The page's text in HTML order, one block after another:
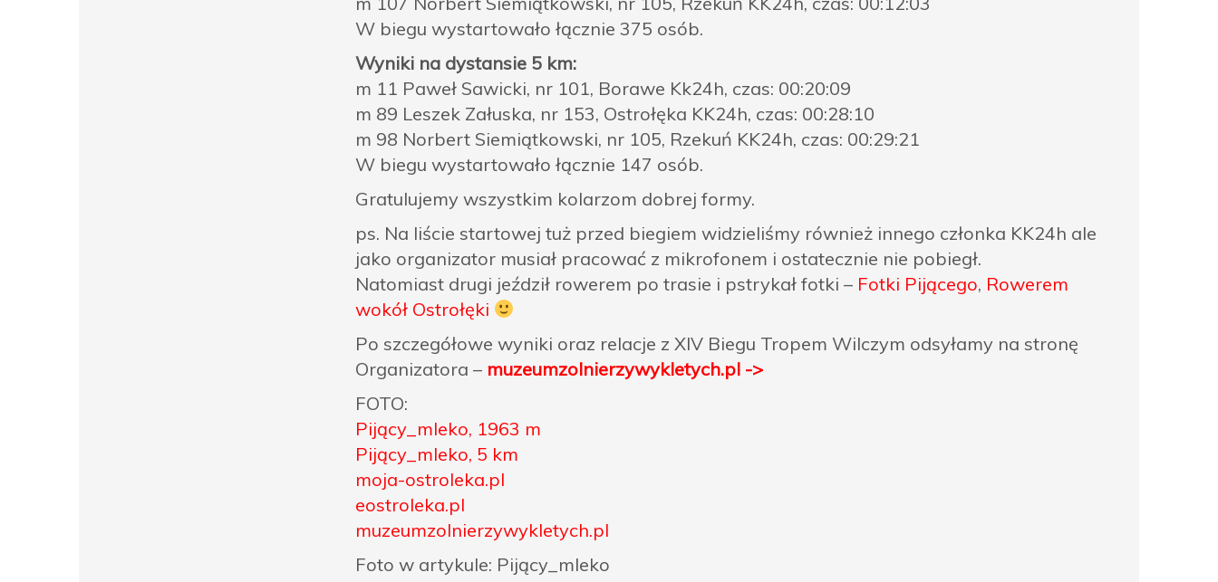
W biegu wystartowało łącznie 375 osób.
Wyniki na dystansie 5 km:
m 11 Paweł Sawicki, nr 101, Borawe Kk24h, czas: 00:20:09
m 89 Leszek Załuska, nr 153, Ostrołęka KK24h, czas: 00:28:10
m 98 Norbert Siemiątkowski, nr 105, Rzekuń KK24h, czas: 00:29:21
W biegu wystartowało łącznie 147 osób.
Gratulujemy wszystkim kolarzom dobrej formy.
ps. Na liście startowej tuż przed biegiem widzieliśmy również innego członka KK24h ale
jako organizator musiał pracować z mikrofonem i ostatecznie nie pobiegł.
Natomiast drugi jeździł rowerem po trasie i pstrykał fotki – Fotki Pijącego, Rowerem
wokół Ostrołęki
Po szczegółowe wyniki oraz relacje z XIV Biegu Tropem Wilczym odsyłamy na stronę
Organizatora – muzeumzolnierzywykletych.pl ->
FOTO:
Pijący_mleko, 1963 m
Pijący_mleko, 5 km
moja-ostroleka.pl
eostroleka.pl
muzeumzolnierzywykletych.pl
Foto w artykule: Pijący_mleko